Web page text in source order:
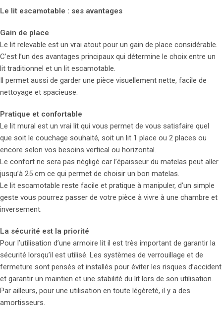
Le lit escamotable : ses avantages
Gain de place
Le lit relevable est un vrai atout pour un gain de place considérable.
C’est l’un des avantages principaux qui détermine le choix entre un
lit traditionnel et un lit escamotable.
Il permet aussi de garder une pièce visuellement nette, facile de
nettoyage et spacieuse.
Pratique et confortable
Le lit mural est un vrai lit qui vous permet de vous satisfaire quel
que soit le couchage souhaité, soit un lit 1 place ou 2 places ou
encore selon vos besoins vertical ou horizontal.
Le confort ne sera pas négligé car l’épaisseur du matelas peut aller
jusqu’à 25 cm ce qui permet de choisir un bon matelas.
Le lit escamotable reste facile et pratique à manipuler, d’un simple
geste vous pourrez passer de votre pièce à vivre à une chambre et
inversement.
La sécurité est la priorité
Pour l’utilisation d’une armoire lit il est très important de garantir la
sécurité lorsqu’il est utilisé. Les systèmes de verrouillage et de
fermeture sont pensés et installés pour éviter les risques d’accident
et garantir un maintien et une stabilité du lit lors de son utilisation.
Par ailleurs, pour une utilisation en toute légèreté, il y a des
amortisseurs.